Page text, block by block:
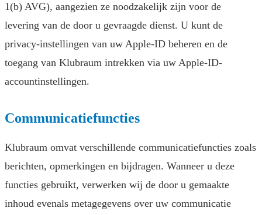
1(b) AVG), aangezien ze noodzakelijk zijn voor de
levering van de door u gevraagde dienst. U kunt de
privacy-instellingen van uw Apple-ID beheren en de
toegang van Klubraum intrekken via uw Apple-ID-
accountinstellingen.
Communicatiefuncties
Klubraum omvat verschillende communicatiefuncties zoals
berichten, opmerkingen en bijdragen. Wanneer u deze
functies gebruikt, verwerken wij de door u gemaakte
inhoud evenals metagegevens over uw communicatie